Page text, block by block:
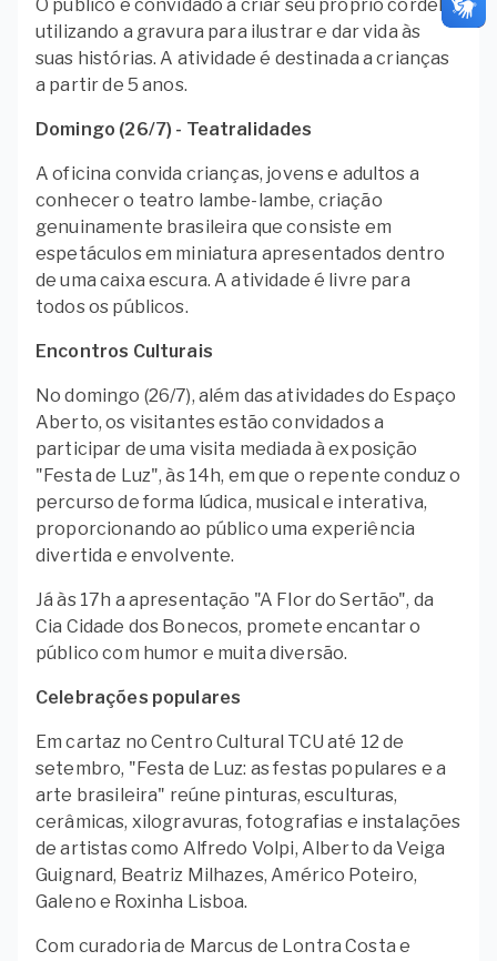
O público é convidado a criar seu próprio cordel,
utilizando a gravura para ilustrar e dar vida às
suas histórias. A atividade é destinada a crianças
a partir de 5 anos.
Domingo (26/7) - Teatralidades
A oficina convida crianças, jovens e adultos a
conhecer o teatro lambe-lambe, criação
genuinamente brasileira que consiste em
espetáculos em miniatura apresentados dentro
de uma caixa escura. A atividade é livre para
todos os públicos.
Encontros Culturais
No domingo (26/7), além das atividades do Espaço
Aberto, os visitantes estão convidados a
participar de uma visita mediada à exposição
"Festa de Luz", às 14h, em que o repente conduz o
percurso de forma lúdica, musical e interativa,
proporcionando ao público uma experiência
divertida e envolvente.
Já às 17h a apresentação "A Flor do Sertão", da
Cia Cidade dos Bonecos, promete encantar o
público com humor e muita diversão.
Celebrações populares
Em cartaz no Centro Cultural TCU até 12 de
setembro, "Festa de Luz: as festas populares e a
arte brasileira" reúne pinturas, esculturas,
cerâmicas, xilogravuras, fotografias e instalações
de artistas como Alfredo Volpi, Alberto da Veiga
Guignard, Beatriz Milhazes, Américo Poteiro,
Galeno e Roxinha Lisboa.
Com curadoria de Marcus de Lontra Costa e